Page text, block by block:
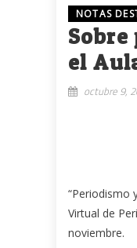
NOTAS
el
octubre 9,
“Periodismo
Virtual de
noviembre.